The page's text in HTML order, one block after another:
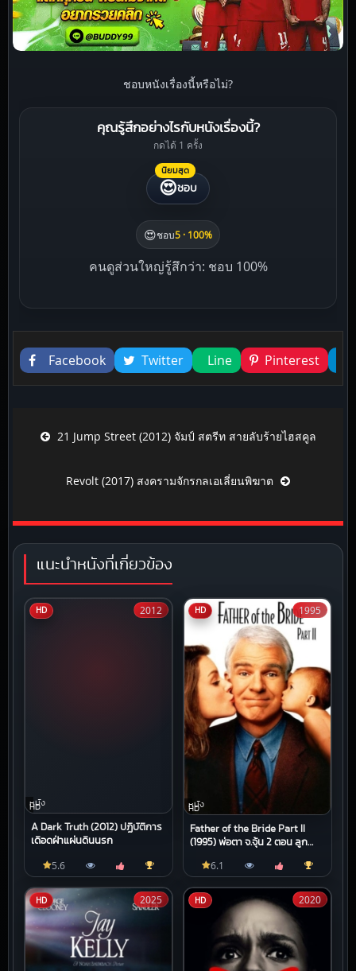
ชอบหนังเรื่องนี้หรือไม่?
คุณรู้สึกอย่างไรกับหนังเรื่องนี้?
กดได้ 1 ครั้ง
นิยมสุด
😍ชอบ
😍ชอบ5 · 100%
คนดูส่วนใหญ่รู้สึกว่า: ชอบ 100%
Liked this
Facebook
Twitter Line Pinterest
Post navigation
21 Jump Street (2012) จัมป์ สตรีท สายลับร้ายไฮสคูล
Revolt (2017) สงครามจักรกลเอเลี่ยนพิฆาต
แนะนำหนังที่เกี่ยวข้อง
HD
หนัง
HD
A Dark Truth (2012) ปฏิบัติการ
เดือดฝ่าแผ่นดินนรก
2012
5.6
HD
หนัง
HD
Father of the Bride Part II
(1995) พ่อตา จ.จุ้น 2 ตอน ลูก
1995
6.1
HD 2025 HD 2020